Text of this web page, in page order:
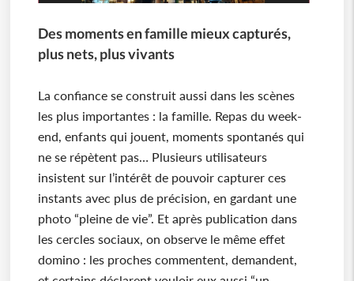
Des moments en famille mieux capturés,
plus nets, plus vivants
La confiance se construit aussi dans les scènes
les plus importantes : la famille. Repas du week-
end, enfants qui jouent, moments spontanés qui
ne se répètent pas… Plusieurs utilisateurs
insistent sur l’intérêt de pouvoir capturer ces
instants avec plus de précision, en gardant une
photo “pleine de vie”. Et après publication dans
les cercles sociaux, on observe le même effet
domino : les proches commentent, demandent,